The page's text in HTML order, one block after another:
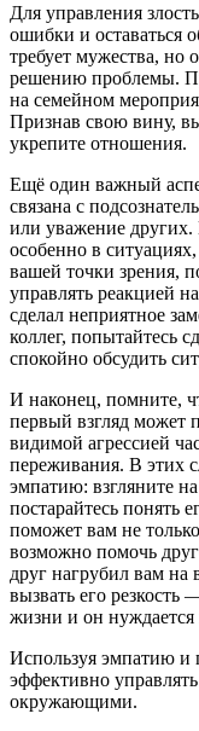
Для управления
ошибки и оставаться
требует мужества, но
решению проблемы.
на семейном
Признав свою вину,
укрепите отношения.
Ещё один важный
связана с
или уважение других.
особенно в
вашей точки зрения,
управлять реакцией
сделал неприятное
коллег, попытайтесь
спокойно обсудить
И наконец, помните,
первый взгляд может
видимой агрессией
переживания. В этих
эмпатию: взгляните
постарайтесь понять
поможет вам не
возможно помочь
друг нагрубил вам на
вызвать его
жизни и он нуждается
Используя эмпатию и
эффективно
окружающими.